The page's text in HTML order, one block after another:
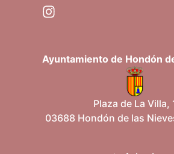
Ayuntamiento de Hondón
Plaza de La Villa,
03688 Hondón de las